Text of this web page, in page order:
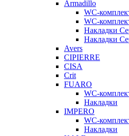
Armadillo
WC-
WC-
Накладки
Накладки
Avers
CIPIERRE
CISA
Crit
FUARO
WC-
Накладки
IMPERO
WC-
Накладки